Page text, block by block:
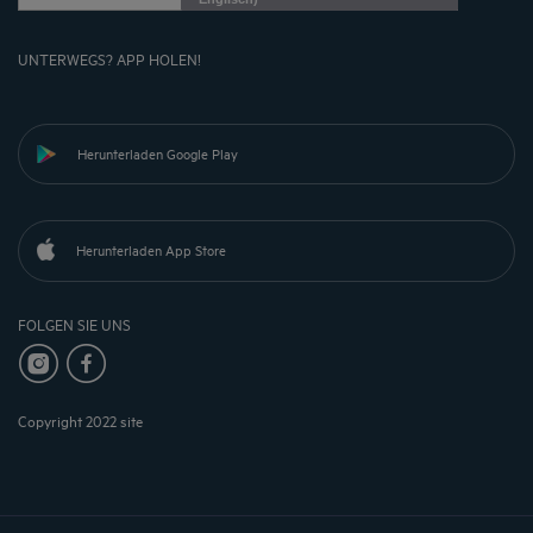
UNTERWEGS? APP HOLEN!
Herunterladen Google Play
Herunterladen App Store
FOLGEN SIE UNS
Copyright 2022 site